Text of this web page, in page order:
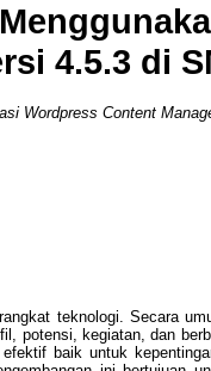
4.5.3 di
Wordpress Content
teknologi. Secara
potensi, kegiatan, dan
baik untuk